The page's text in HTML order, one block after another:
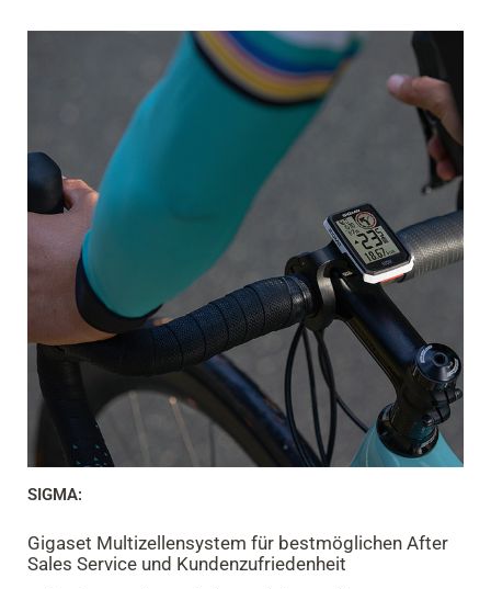
SIGMA:
Gigaset Multizellensystem für bestmöglichen After
Sales Service und Kundenzufriedenheit